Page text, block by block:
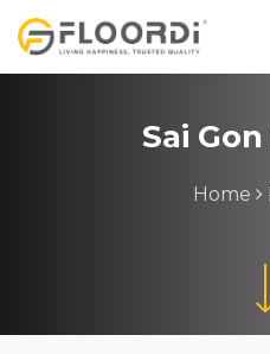
Sai
Home